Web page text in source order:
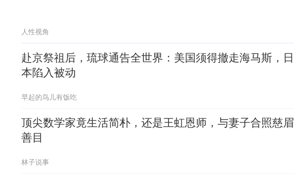
人性视角
赴京祭祖后，琉球通告全世界：美国须得撤走海马斯，日
本陷入被动
早起的鸟儿有饭吃
顶尖数学家竟生活简朴，还是王虹恩师，与妻子合照慈眉
善目
林子说事